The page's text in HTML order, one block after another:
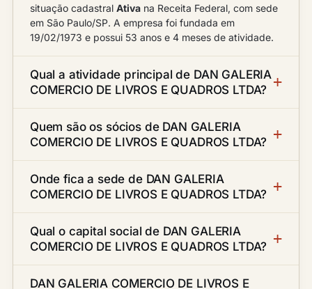
situação cadastral Ativa na Receita Federal, com sede
em São Paulo/SP. A empresa foi fundada em
19/02/1973 e possui 53 anos e 4 meses de atividade.
Qual a atividade principal de DAN GALERIA
COMERCIO DE LIVROS E QUADROS LTDA?
Quem são os sócios de DAN GALERIA
COMERCIO DE LIVROS E QUADROS LTDA?
Onde fica a sede de DAN GALERIA
COMERCIO DE LIVROS E QUADROS LTDA?
Qual o capital social de DAN GALERIA
COMERCIO DE LIVROS E QUADROS LTDA?
DAN GALERIA COMERCIO DE LIVROS E